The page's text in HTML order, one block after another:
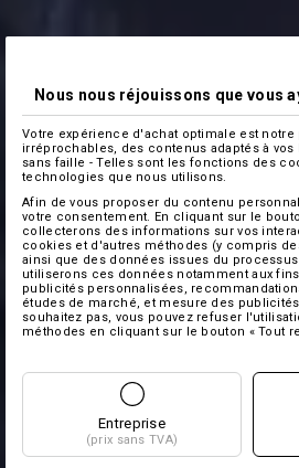
Nous nous réjouissons que vous
Votre expérience d'achat optimale est
irréprochables, des contenus adaptés à
sans faille - Telles sont les fonctions des
technologies que nous utilisons.
Afin de vous proposer du contenu
votre consentement. En cliquant sur le
collecterons des informations sur vos
cookies et d'autres méthodes (y compris
ainsi que des données issues du
utiliserons ces données notamment aux
publicités personnalisées,
études de marché, et mesure des
souhaitez pas, vous pouvez refuser
méthodes en cliquant sur le bouton « Tout
Entreprise
(prix sans TVA)